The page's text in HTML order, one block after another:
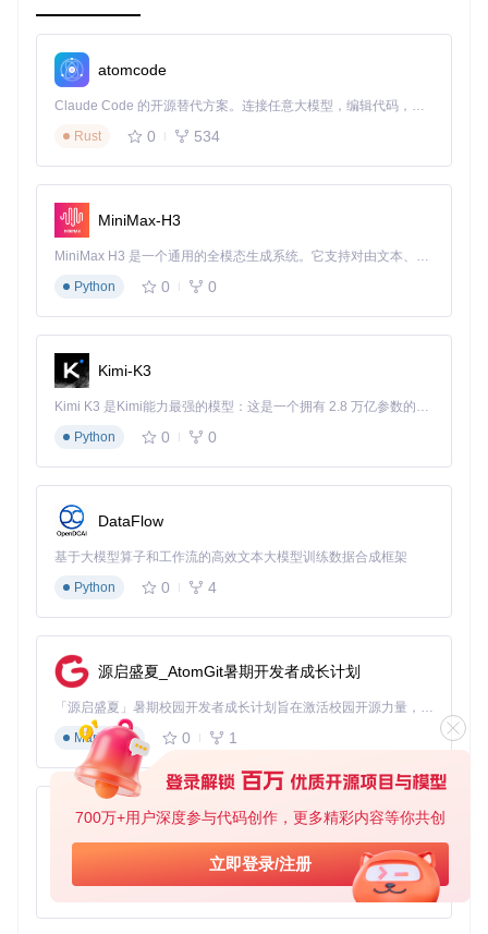
700万+用户深度参与代码创作，更多精彩内容等你共创
立即登录/注册
系统需求决策指南
在开始部署前，您需要根据使用场景选择合适的系统配置：
个人轻度使用（管理1-5个账号）
操作系统：Windows 10或macOS 10.14以上
内存：4GB
网络：10Mbps以上稳定连接
专业多账号管理（管理10个以上账号）
操作系统：Windows 11或macOS 12以上
内存：8GB或更高
就像烹饪需要准备厨具，使用campus-imaotai前，您需要安装
以下工具：
Docker Desktop：用于容器化部署，确保环境一致性
Git：版本控制工具，用于获取项目代码
端
安装完成后，验证环境是否配置正确：
docker --version
⚠️ 注意：Windows用户安装Docker时需勾选"使用WSL
2"选项，否则可能无法正常运行容器。
三、部署与初始化流程
第一步：获取项目代码
# 克隆项目仓库
https://gitcode.com/GitHub_Trending/ca/campus-
cd
atomcode
Claude Code 的开源替代方案。连接任意大模型，编辑代码，运行命令，自动验证 — 全自动执行。用 Rust 构建，极致性能。 ｜ An open-source alternative to Claude Code. Connect any LLM, edit code, run commands, and verify changes — autonomously. Built in Rust for speed. Get Started
Rust
0 534
MiniMax-H3
MiniMax H3 是一个通用的全模态生成系统。它支持对由文本、图像、视频和音频组成的多模态上下文进行统一理解，并能生成分辨率高达 2K、时长可达 15 秒的带原生立体声音频的视频。得益于面向任务泛化的系统设计，H3 在预训练阶段就已具备广泛的多模态上下文理解与生成能力，能够出色地执行复杂的多模态指令。
Python
0 0
Kimi-K3
Kimi K3 是Kimi能力最强的模型：这是一个拥有 2.8 万亿参数的混合专家（MoE）模型，具备原生视觉理解能力，并支持 100 万 token 的上下文窗口。
Python
0 0
DataFlow
基于大模型算子和工作流的高效文本大模型训练数据合成框架
Python
0 4
源启盛夏_AtomGit暑期开发者成长计划
「源启盛夏」暑期校园开发者成长计划旨在激活校园开源力量，通过积分激励、认证扶持、资源倾斜等形式，引导高校组织和开发者完成「入驻 — 建项目 — 做贡献 — 获认证 — 得资源」的完整闭环。无论你是想带领社团入驻平台的组织者，还是希望用代码贡献证明自己的开发者，都能在这里找到属于你的成长路径。
Markdown
0 1
py-xiaozhi
基于Python的Xiaozhi AI，适用于想要完整Xiaozhi体验而无需拥有专用硬件的用户。
Python
0 1